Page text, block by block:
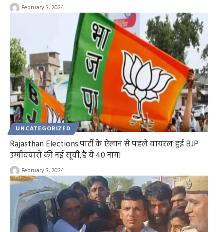
February 3, 2024
UNCATEGORIZED
Rajasthan Elections:पार्टी के ऐलान से पहले वायरल हुई BJP
उम्मीदवारों की नई सूची,हैं ये 40 नाम!
February 3, 2024